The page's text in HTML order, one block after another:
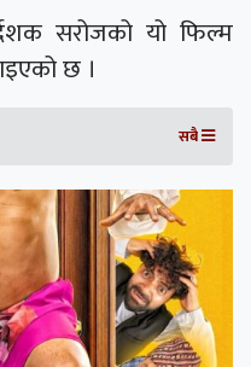
सरोजको यो फिल्म
छ ।
सबै